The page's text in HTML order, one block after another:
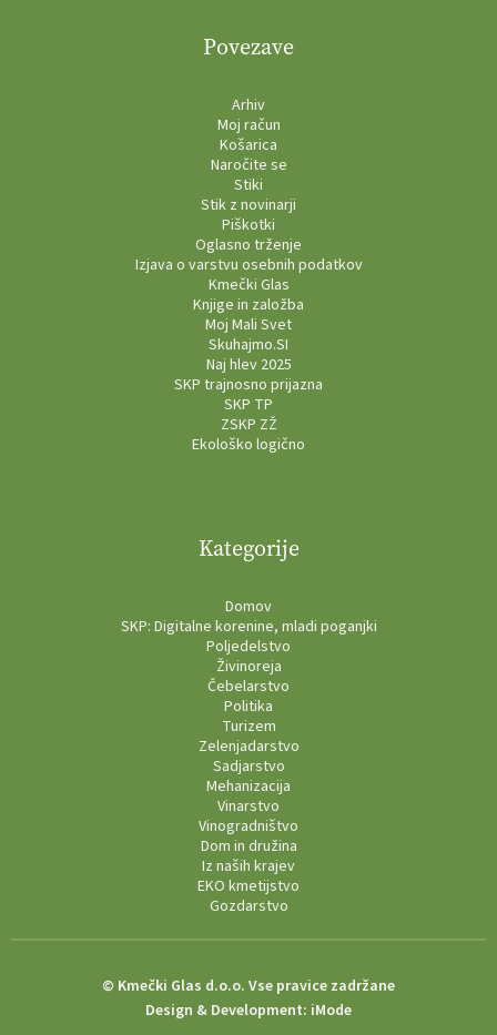
Povezave
Arhiv
Moj račun
Košarica
Naročite se
Stiki
Stik z novinarji
Piškotki
Oglasno trženje
Izjava o varstvu osebnih podatkov
Kmečki Glas
Knjige in založba
Moj Mali Svet
Skuhajmo.SI
Naj hlev 2025
SKP trajnosno prijazna
SKP TP
ZSKP ZŽ
Ekološko logično
Kategorije
Domov
SKP: Digitalne korenine, mladi poganjki
Poljedelstvo
Živinoreja
Čebelarstvo
Politika
Turizem
Zelenjadarstvo
Sadjarstvo
Mehanizacija
Vinarstvo
Vinogradništvo
Dom in družina
Iz naših krajev
EKO kmetijstvo
Gozdarstvo
© Kmečki Glas d.o.o. Vse pravice zadržane
Design & Development: iMode